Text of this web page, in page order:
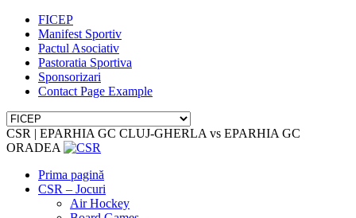
FICEP
Manifest Sportiv
Pactul Asociativ
Pastoratia Sportiva
Sponsorizari
Contact Page Example
CSR | EPARHIA GC CLUJ-GHERLA vs EPARHIA GC
ORADEA
Prima pagină
CSR – Jocuri
Air Hockey